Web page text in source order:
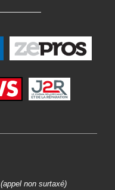
(appel non surtaxé)